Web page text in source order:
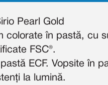
Pearl Gold
colorate în pastă, cu
FSC®.
ECF. Vopsite în
la lumină.